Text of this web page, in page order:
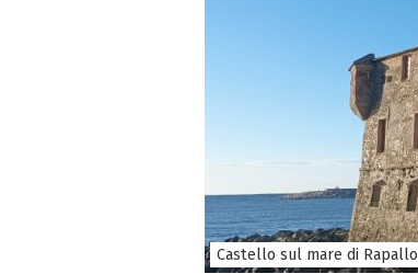
Castello sul mare di Rapallo